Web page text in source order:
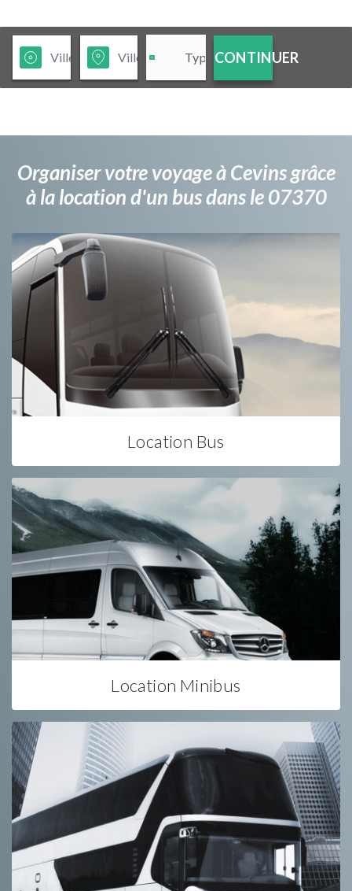
CONTINUER
Organiser votre voyage à Cevins grâce
à la location d'un bus dans le 07370
Location Bus
Location Minibus